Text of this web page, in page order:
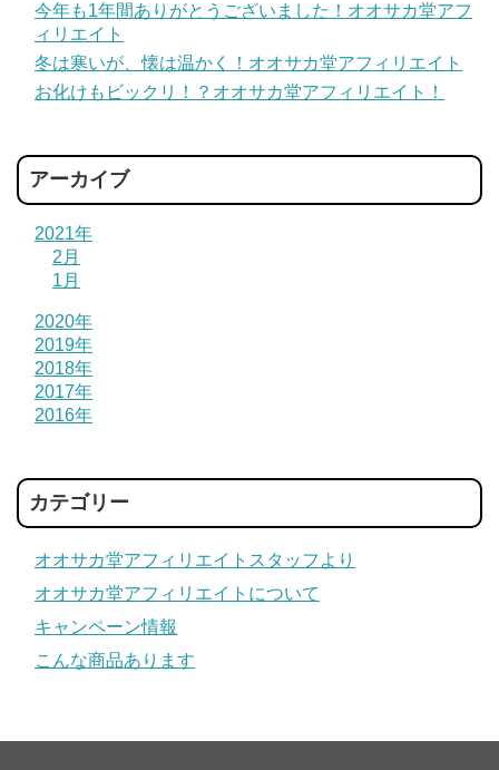
今年も1年間ありがとうございました！オオサカ堂アフ
ィリエイト
冬は寒いが、懐は温かく！オオサカ堂アフィリエイト
お化けもビックリ！？オオサカ堂アフィリエイト！
アーカイブ
2021年
2月
1月
2020年
2019年
2018年
2017年
2016年
カテゴリー
オオサカ堂アフィリエイトスタッフより
オオサカ堂アフィリエイトについて
キャンペーン情報
こんな商品あります